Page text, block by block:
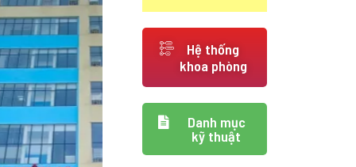
Hệ thống
khoa phòng
Danh mục
kỹ thuật